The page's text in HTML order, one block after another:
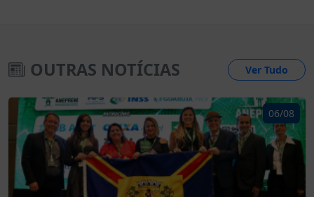
OUTRAS NOTÍCIAS Ver Tudo
06/08